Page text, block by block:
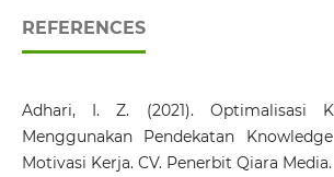
REFERENCES
Adhari, I. Z. (2021). Optimalisasi
Menggunakan Pendekatan
Motivasi Kerja. CV. Penerbit Qiara Media.